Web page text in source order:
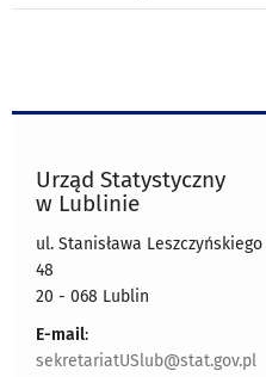
Urząd Statystyczny
w Lublinie
ul. Stanisława Leszczyńskiego
48
20 - 068 Lublin
E-mail:
sekretariatUSlub@stat.gov.pl